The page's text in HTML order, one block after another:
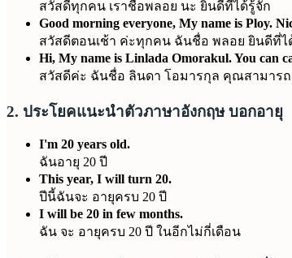
สวัสดีทุกคน เราชื่อพลอย นะ ยินดีที่ได้รู้จัก
Good morning everyone, My name is Ploy.
สวัสดีตอนเช้า ค่ะทุกคน ฉันชื่อ พลอย ยินดีที่
Hi, My name is Linlada Omorakul. You can
สวัสดีค่ะ ฉันชื่อ ลินดา โอมารกุล คุณสามาร
2. ประโยคแนะนำตัวภาษาอังกฤษ บอกอายุ
I'm 20 years old.
ฉันอายุ 20 ปี
This year, I will turn 20.
ปีนี้ฉันจะ อายุครบ 20 ปี
I will be 20 in few months.
ฉัน จะ อายุครบ 20 ปี ในอีกไม่กี่เดือน